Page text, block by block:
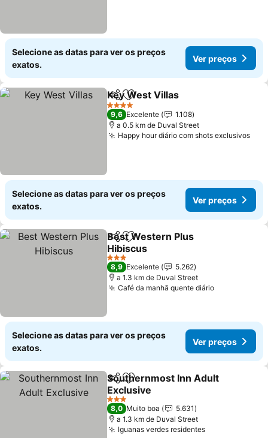
Selecione as datas para ver os preços
exatos.
Ver preços
PartilharAdicionar aos favoritos
Key West Villas
4 Estrelas
9,6 Excelente
1.108
a 0.5 km de Duval Street
Happy hour diário com shots exclusivosVer
Selecione as datas para ver os preços
exatos.
Ver preços
PartilharAdicionar aos favoritos
Best Western Plus
Hibiscus
Ver preços
3 Estrelas
8,9 Excelente
5.262
a 1.3 km de Duval Street
Café da manhã quente diárioVer preços
Selecione as datas para ver os preços
exatos.
Ver preços
PartilharAdicionar aos favoritos
Southernmost Inn Adult
Exclusive
Ver preços
3 Estrelas
8,0 Muito boa
5.631
a 1.3 km de Duval Street
Iguanas verdes residentesVer preços